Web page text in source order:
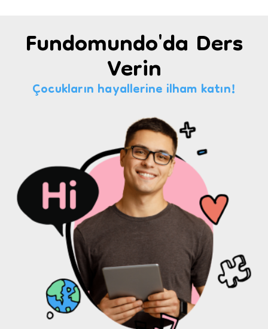
Fundomundo'da Ders
Verin
Çocukların hayallerine ilham katın!